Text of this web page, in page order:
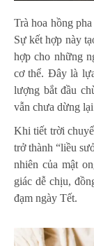
Trà hoa hồng
Sự kết hợp này
hợp cho những
cơ thể. Đây là
lượng bắt đầu
vẫn chưa dừng
Khi tiết trời
trở thành “liều
nhiên của mật
giác dễ chịu,
đạm ngày Tết.